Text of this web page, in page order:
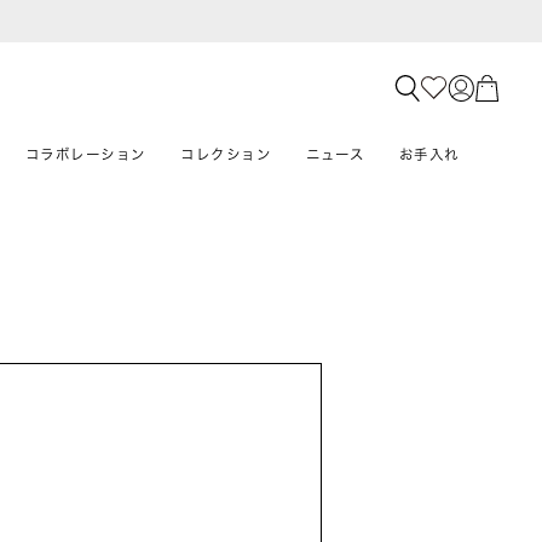
コラボレーション コレクション ニュース お手入れ